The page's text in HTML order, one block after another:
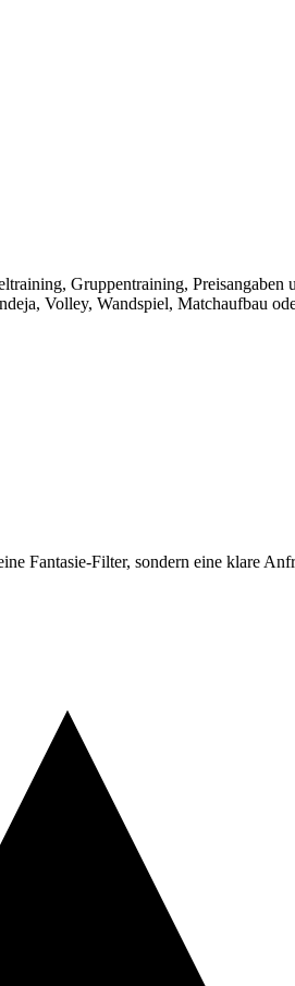
Gruppentraining,
Volley, Wandspiel, Matchaufbau
Fantasie-Filter, sondern eine klare